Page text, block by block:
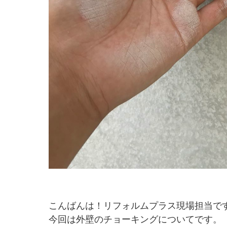
こんばんは！リフォルムプラス現場担当で
今回は外壁のチョーキングについてです。